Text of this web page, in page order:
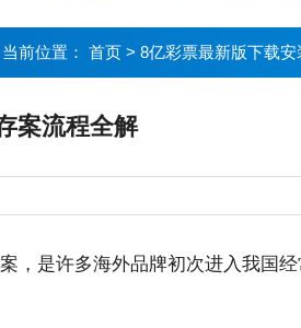
当前位置： 首页 > 8亿彩票最新版下载安
案流程全解
是许多海外品牌初次进入我国经